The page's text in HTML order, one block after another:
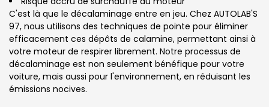
C'est là que le décalaminage entre en jeu. Chez AUTOLAB'S
97, nous utilisons des techniques de pointe pour éliminer
efficacement ces dépôts de calamine, permettant ainsi à
votre moteur de respirer librement. Notre processus de
décalaminage est non seulement bénéfique pour votre
voiture, mais aussi pour l'environnement, en réduisant les
émissions nocives.